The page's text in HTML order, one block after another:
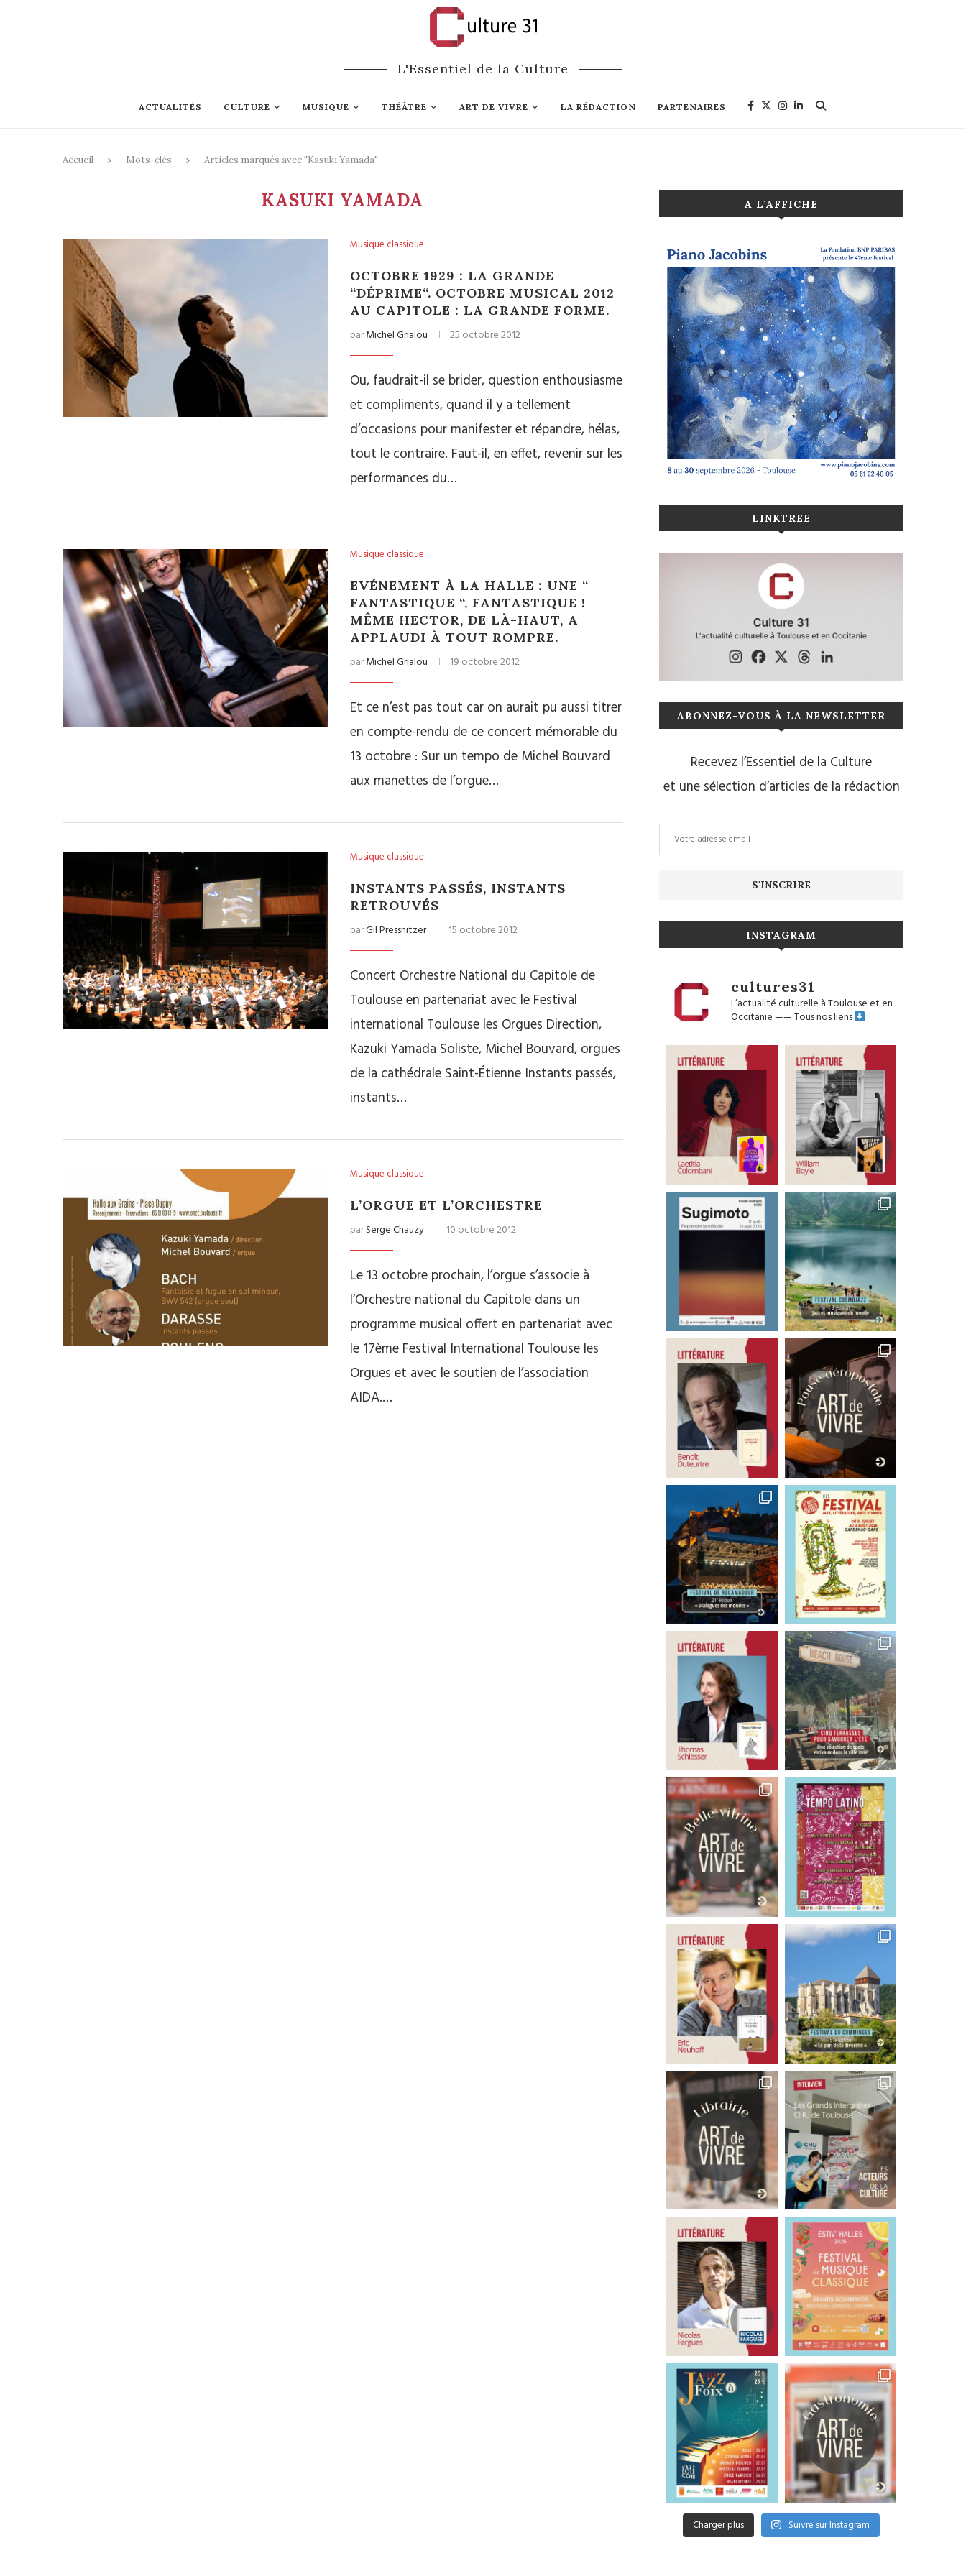
L'Essentiel de la Culture
ACTUALITÉS CULTURE MUSIQUE THÉÂTRE ART DE VIVRE LA RÉDACTION PARTENAIRES
Accueil Mots-clés Articles marqués avec "Kasuki Yamada"
KASUKI YAMADA
Musique classique
OCTOBRE 1929 : LA GRANDE
“DÉPRIME“. OCTOBRE MUSICAL 2012
AU CAPITOLE : LA GRANDE FORME.
parMichel Grialou 25 octobre 2012
Ou, faudrait-il se brider, question enthousiasme
et compliments, quand il y a tellement
d’occasions pour manifester et répandre, hélas,
tout le contraire. Faut-il, en effet, revenir sur les
performances du…
Musique classique
EVÉNEMENT À LA HALLE : UNE “
FANTASTIQUE “, FANTASTIQUE !
MÊME HECTOR, DE LÀ-HAUT, A
APPLAUDI À TOUT ROMPRE.
parMichel Grialou 19 octobre 2012
Et ce n’est pas tout car on aurait pu aussi titrer
en compte-rendu de ce concert mémorable du
13 octobre : Sur un tempo de Michel Bouvard
aux manettes de l’orgue…
Musique classique
INSTANTS PASSÉS, INSTANTS
RETROUVÉS
parGil Pressnitzer 15 octobre 2012
Concert Orchestre National du Capitole de
Toulouse en partenariat avec le Festival
international Toulouse les Orgues Direction,
Kazuki Yamada Soliste, Michel Bouvard, orgues
de la cathédrale Saint-Étienne Instants passés,
instants…
Musique classique
L’ORGUE ET L’ORCHESTRE
parSerge Chauzy 10 octobre 2012
Le 13 octobre prochain, l’orgue s’associe à
l’Orchestre national du Capitole dans un
programme musical offert en partenariat avec
le 17ème Festival International Toulouse les
Orgues et avec le soutien de l’association
AIDA.…
A L’AFFICHE
LINKTREE
ABONNEZ-VOUS À LA NEWSLETTER
Recevez l’Essentiel de la Culture
et une sélection d’articles de la rédaction
INSTAGRAM
cultures31
L’actualité culturelle à Toulouse et en
Occitanie——Tous nos liens
Charger plus Suivre sur Instagram